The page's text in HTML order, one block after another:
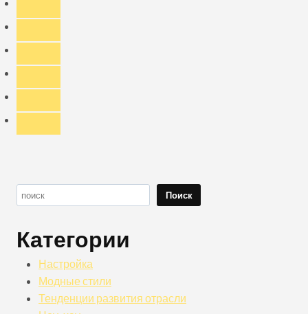
Поиск Поиск
Категории
Настройка
Модные стили
Тенденции развития отрасли